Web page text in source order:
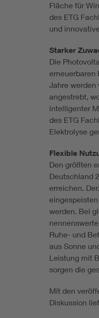
Fläche für
des ETG
und
Starker
Die
erneuerbaren
Jahre werden
angestrebt,
intelligenter
des ETG
Elektrolyse
Flexible
Den größten
Deutschland
erreichen.
werden. Bei
Ruhe- und
aus Sonne
Leistung mit
sorgen die
Mit den
Diskussion